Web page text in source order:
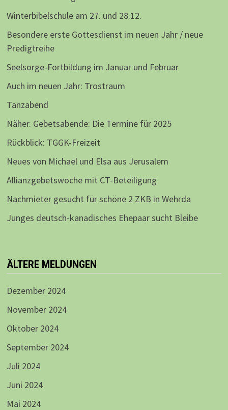
Winterbibelschule am 27. und 28.12.
Besondere erste Gottesdienst im neuen Jahr / neue
Predigtreihe
Seelsorge-Fortbildung im Januar und Februar
Auch im neuen Jahr: Trostraum
Tanzabend
Näher. Gebetsabende: Die Termine für 2025
Rückblick: TGGK-Freizeit
Neues von Michael und Elsa aus Jerusalem
Allianzgebetswoche mit CT-Beteiligung
Nachmieter gesucht für schöne 2 ZKB in Wehrda
Junges deutsch-kanadisches Ehepaar sucht Bleibe
ÄLTERE MELDUNGEN
Dezember 2024
November 2024
Oktober 2024
September 2024
Juli 2024
Juni 2024
Mai 2024